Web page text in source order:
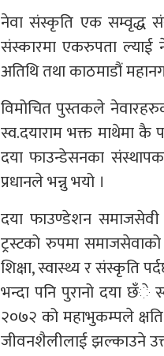
नेवा संस्कृति एक सम्वृद्ध
संस्कारमा एकरुपता ल्याई
अतिथि तथा काठमाडौं
विमोचित पुस्तकले
स्व.दयाराम भक्त माथेमा कै
दया फाउन्डेसनका संस्थापक
प्रधानले भन्नु भयो ।
दया फाउण्डेशन समाजसेवी
ट्रस्टको रुपमा
शिक्षा, स्वास्थ्य र संस्कृति
भन्दा पनि पुरानो दया छँे
२०७२ को महाभुकम्पले
जीवनशैलीलाई झल्काउने